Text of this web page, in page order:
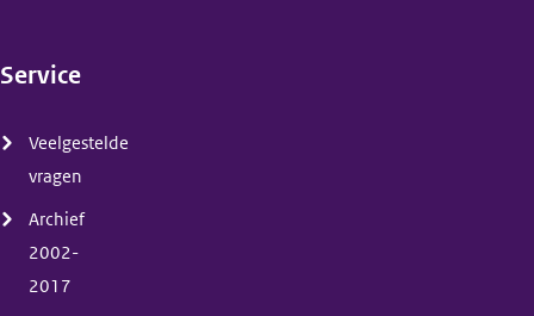
Service
Veelgestelde
vragen
Archief
2002-
2017